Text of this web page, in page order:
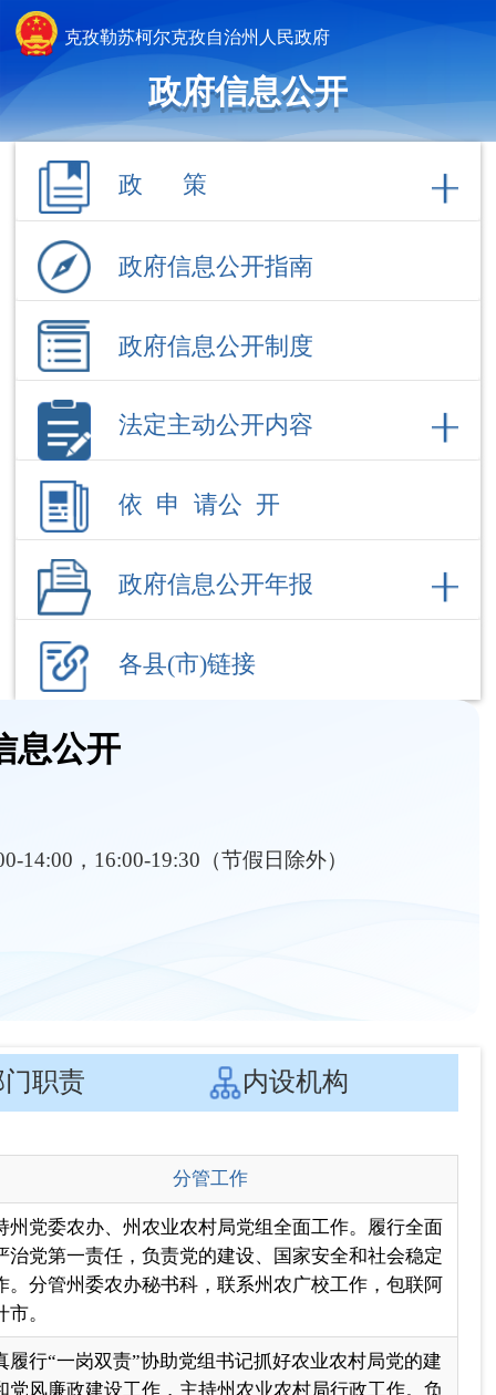
克孜勒苏柯尔克孜自治州人民政府
政府信息公开
政府信息公开指南
法定主动公开内容
依 申 请公 开
政府信息公开年报
息公开
。分管州委农办秘书科，联系州农广校工作，包联阿
市。
党风廉政建设工作，主持州农业农村局行政工作。负
农”工作发展战略、中长期规划、重大政策的落实。
农业农村厅、州党委和人民政府要求的相关农业...
履行“一岗双责”负责机关日常工作、机关及直属单位
建设、组织人事、精神文明、文书档案、纪检监察、
安全、保密、退役军人保障等工作。负责农业农村和
振兴地方性法规、政府规章草案起草、普法宣传、...
履行“一岗双责”。负责全面深化农村改革工作。负
农”工作发展战略规划、乡村帮扶产业发展规划等规